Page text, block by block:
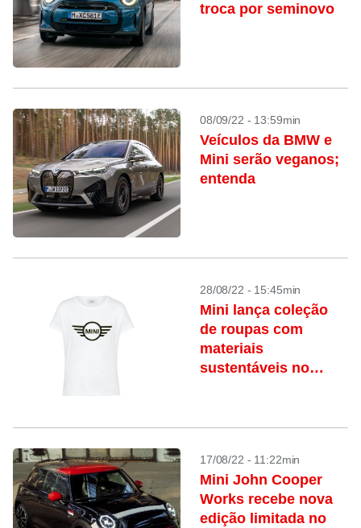
troca por seminovo
08/09/22 - 13:59min
Veículos da BMW e
Mini serão veganos;
entenda
28/08/22 - 15:45min
Mini lança coleção
de roupas com
materiais
sustentáveis no
17/08/22 - 11:22min
Mini John Cooper
Works recebe nova
edição limitada no